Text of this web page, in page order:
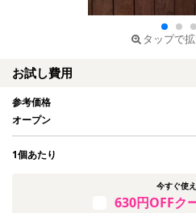
タップで
お試し費用
参考価格
オープン
1個あたり
今すぐ使
630円OFFク